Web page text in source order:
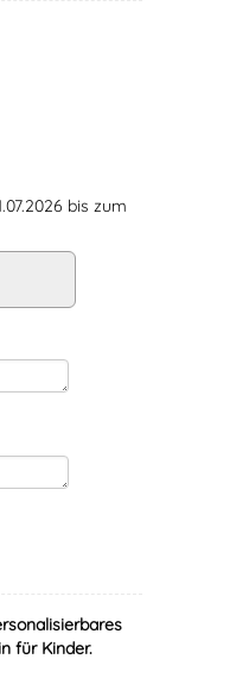
bis zum
für Kinder.